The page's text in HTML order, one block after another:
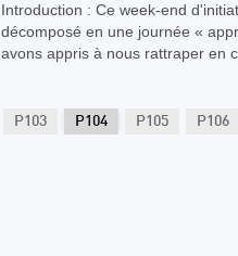
Introduction : Ce week-end
décomposé en une journée «
avons appris à nous rattraper en
P103 P104 P105 P106